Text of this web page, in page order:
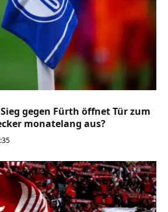
gegen Fürth öffnet Tür zum
monatelang aus?